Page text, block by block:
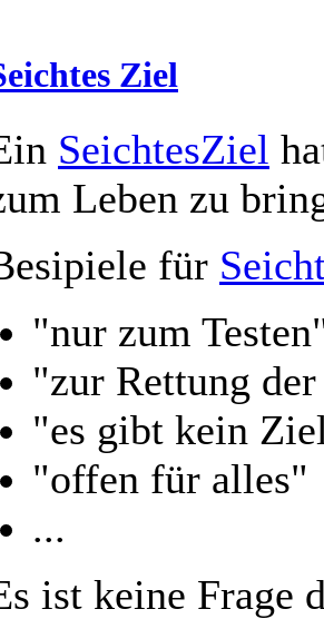
Ziel
SeichtesZiel
Leben zu
für
"nur zum
"zur Rettung
"es gibt kein
"offen für alles"
...
ist keine Frage